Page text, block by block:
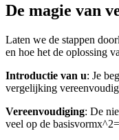
De magie van
Laten we de stappen
en hoe het de oplossing
Introductie van u: Je
vergelijking
Vereenvoudiging: De
veel op de basisvorm